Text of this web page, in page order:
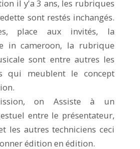
il y'a 3 ans, les rubriques
sont restés inchangés.
place aux invités, la
in cameroon, la rubrique
sont entre autres les
qui meublent le concept
on Assiste à un
entre le présentateur,
les autres techniciens ceci
édition en édition.